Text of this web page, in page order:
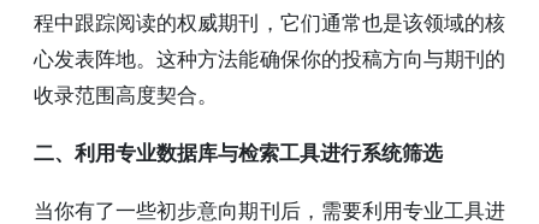
程中跟踪阅读的权威期刊，它们通常也是该领域的核
心发表阵地。这种方法能确保你的投稿方向与期刊的
收录范围高度契合。
二、利用专业数据库与检索工具进行系统筛选
当你有了一些初步意向期刊后，需要利用专业工具进